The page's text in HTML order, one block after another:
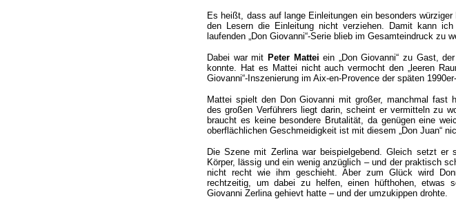
Es heißt, dass auf lange Einleitungen ein besonders
den Lesern die Einleitung nicht verziehen. Damit kann
laufenden „Don Giovanni“-Serie blieb im Gesamteindruck zu
Dabei war mit Peter Mattei ein „Don Giovanni“ zu Gast,
konnte. Hat es Mattei nicht auch vermocht den „leeren
Giovanni“-Inszenierung im Aix-en-Provence der späten
Mattei spielt den Don Giovanni mit großer, manchmal fast
des großen Verführers liegt darin, scheint er vermitteln zu
braucht es keine besondere Brutalität, da genügen eine
oberflächlichen Geschmeidigkeit ist mit diesem „Don Juan“
Die Szene mit Zerlina war beispielgebend. Gleich setzt
Körper, lässig und ein wenig anzüglich – und der praktisch
nicht recht wie ihm geschieht. Aber zum Glück wird
rechtzeitig, um dabei zu helfen, einen hüfthohen, etwas
Giovanni Zerlina gehievt hatte – und der umzukippen drohte.